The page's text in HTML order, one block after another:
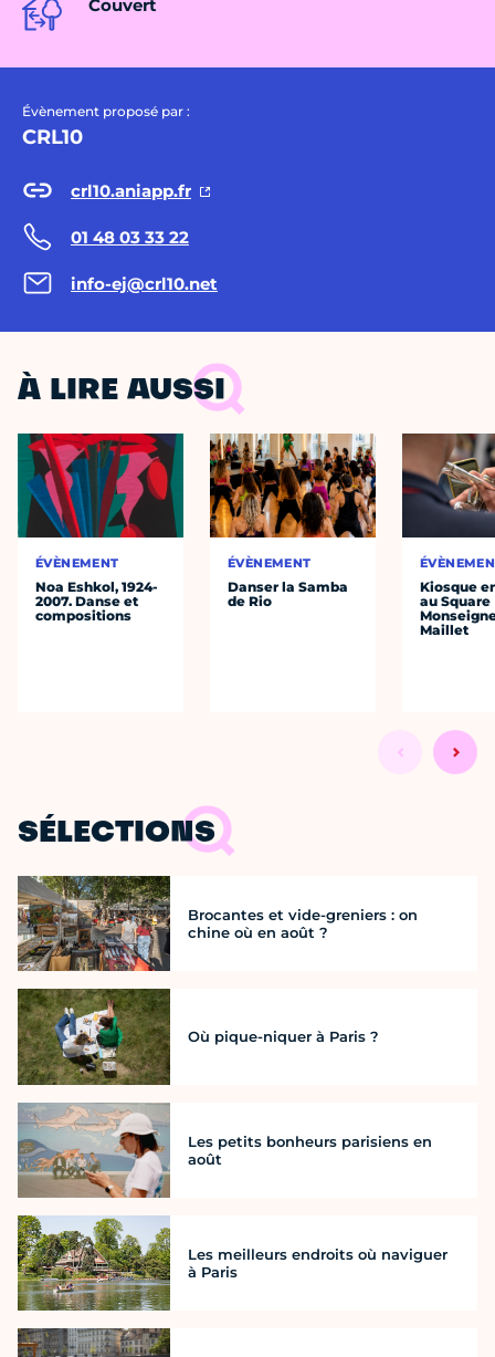
Couvert
Évènement proposé par :
CRL10
crl10.aniapp.fr
01 48 03 33 22
info-ej@crl10.net
À LIRE AUSSI
ÉVÈNEMENT
Noa Eshkol, 1924-
2007. Danse et
compositions
ÉVÈNEMENT
Danser la Samba
de Rio
Kiosque
au Square
Maillet
SÉLECTIONS
Brocantes et vide-greniers : on
chine où en août ?
Où pique-niquer à Paris ?
Les petits bonheurs parisiens en
août
Les meilleurs endroits où naviguer
à Paris